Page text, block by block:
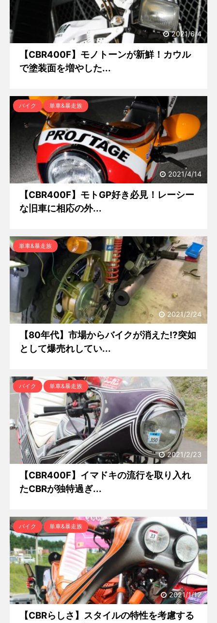
2021/6/4
【CBR400F】モノトーンが新鮮！カウル
で塗装面を増やした...
2021/4/14
バイク 単車&暴走族
【CBR400F】モトGP好き必見！レーシー
な旧車に相応の外...
2021/2/24
単車&暴走族
【80年代】市場からバイクが消えた!?突如
として爆売れしてい...
2021/2/23
バイク 単車&暴走族
【CBR400F】イマドキの流行を取り入れ
たCBRが独特過ぎ...
2021/1/12
バイク 単車&暴走族
【CBRらしさ】スタイルの特性を考慮する